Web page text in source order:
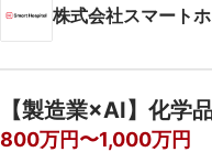
株式会社スマート
【製造業×AI】化学
800万円〜1,000万円